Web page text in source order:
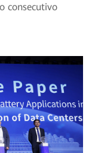
consecutivo